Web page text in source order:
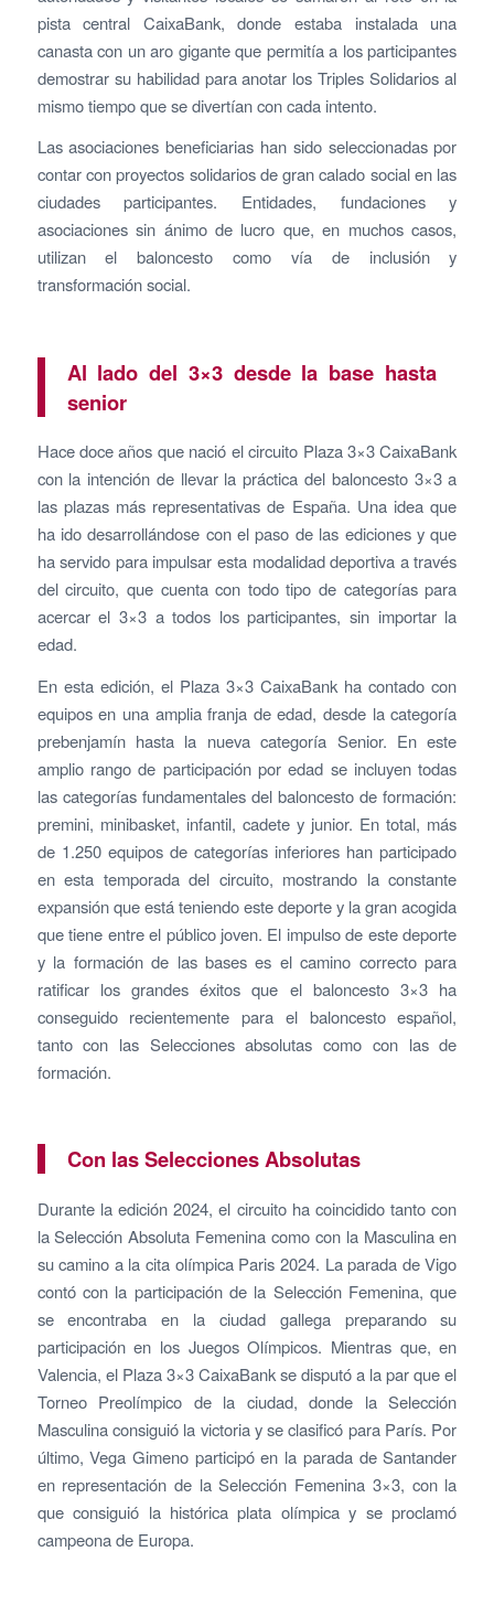
pista central CaixaBank, donde estaba instalada una
canasta con un aro gigante que permitía a los participantes
demostrar su habilidad para anotar los Triples Solidarios al
mismo tiempo que se divertían con cada intento.
Las asociaciones beneficiarias han sido seleccionadas por
contar con proyectos solidarios de gran calado social en las
ciudades participantes. Entidades, fundaciones y
asociaciones sin ánimo de lucro que, en muchos casos,
utilizan el baloncesto como vía de inclusión y
transformación social.
Al lado del 3×3 desde la base hasta
senior
Hace doce años que nació el circuito Plaza 3×3 CaixaBank
con la intención de llevar la práctica del baloncesto 3×3 a
las plazas más representativas de España. Una idea que
ha ido desarrollándose con el paso de las ediciones y que
ha servido para impulsar esta modalidad deportiva a través
del circuito, que cuenta con todo tipo de categorías para
acercar el 3×3 a todos los participantes, sin importar la
edad.
En esta edición, el Plaza 3×3 CaixaBank ha contado con
equipos en una amplia franja de edad, desde la categoría
prebenjamín hasta la nueva categoría Senior. En este
amplio rango de participación por edad se incluyen todas
las categorías fundamentales del baloncesto de formación:
premini, minibasket, infantil, cadete y junior. En total, más
de 1.250 equipos de categorías inferiores han participado
en esta temporada del circuito, mostrando la constante
expansión que está teniendo este deporte y la gran acogida
que tiene entre el público joven. El impulso de este deporte
y la formación de las bases es el camino correcto para
ratificar los grandes éxitos que el baloncesto 3×3 ha
conseguido recientemente para el baloncesto español,
tanto con las Selecciones absolutas como con las de
formación.
Con las Selecciones Absolutas
Durante la edición 2024, el circuito ha coincidido tanto con
la Selección Absoluta Femenina como con la Masculina en
su camino a la cita olímpica Paris 2024. La parada de Vigo
contó con la participación de la Selección Femenina, que
se encontraba en la ciudad gallega preparando su
participación en los Juegos Olímpicos. Mientras que, en
Valencia, el Plaza 3×3 CaixaBank se disputó a la par que el
Torneo Preolímpico de la ciudad, donde la Selección
Masculina consiguió la victoria y se clasificó para París. Por
último, Vega Gimeno participó en la parada de Santander
en representación de la Selección Femenina 3×3, con la
que consiguió la histórica plata olímpica y se proclamó
campeona de Europa.